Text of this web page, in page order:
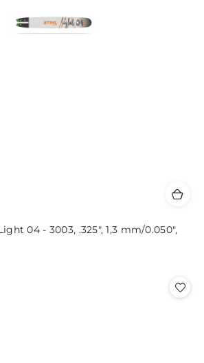
04 - 3003, .325", 1,3 mm/0.050",